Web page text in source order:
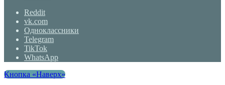
Reddit
vk.com
Одноклассники
Telegram
TikTok
WhatsApp
Кнопка «Наверх»